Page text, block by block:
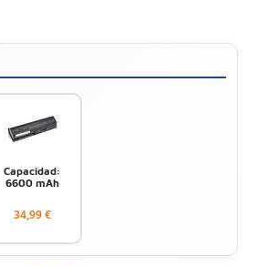
Capacidad:
6600 mAh
34,99 €